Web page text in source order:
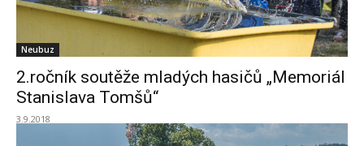
Neubuz
2.ročník soutěže mladých hasičů „Memoriál
Stanislava Tomšů“
3.9.2018